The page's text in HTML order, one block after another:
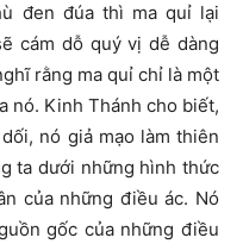
đen đúa thì ma quỉ lại
cám dỗ quý vị dễ dàng
rằng ma quỉ chỉ là một
nó. Kinh Thánh cho biết,
nó giả mạo làm thiên
ta dưới những hình thức
của những điều ác. Nó
gốc của những điều